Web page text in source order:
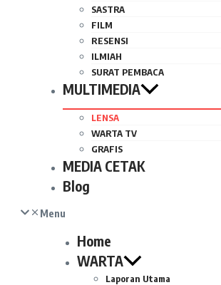
SASTRA
FILM
RESENSI
ILMIAH
SURAT PEMBACA
MULTIMEDIA
LENSA
WARTA TV
GRAFIS
MEDIA CETAK
Blog
Menu
Home
WARTA
Laporan Utama